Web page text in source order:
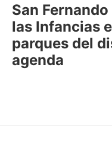
San
las Infancias
parques del
agenda